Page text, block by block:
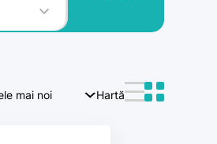
mai noi Hartă